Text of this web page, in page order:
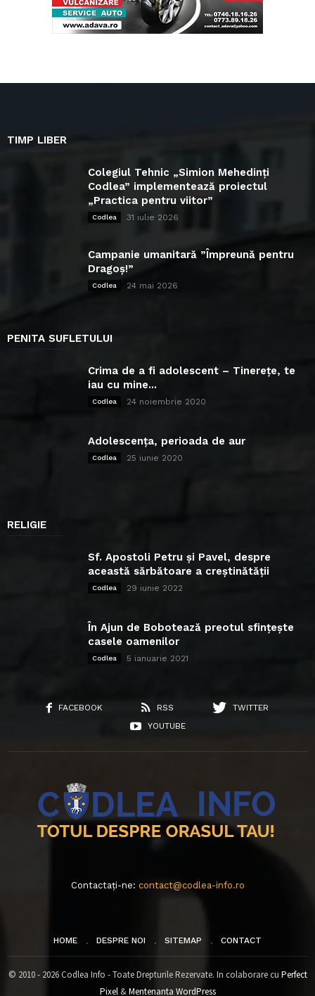
TIMP LIBER
Colegiul Tehnic „Simion Mehedinți
Codlea” implementează proiectul
„Practica pentru viitor”
Codlea 31 iulie 2026
Campanie umanitară ”Împreună pentru
Dragoș!”
Codlea 24 mai 2026
PENITA SUFLETULUI
Crima de a fi adolescent – Tinerețe, te
iau cu mine...
Codlea 24 noiembrie 2020
Adolescența, perioada de aur
Codlea 25 iunie 2020
RELIGIE
Sf. Apostoli Petru și Pavel, despre
această sărbătoare a creștinătății
Codlea 29 iunie 2022
În Ajun de Bobotează preotul sfințește
casele oamenilor
Codlea 5 ianuarie 2021
FACEBOOK RSS
TWITTER
YOUTUBE
Contactați-ne: contact@codlea-info.ro
HOME DESPRE NOI SITEMAP CONTACT
© 2010 - 2026 Codlea Info - Toate Drepturile Rezervate. In colaborare cu Perfect
Pixel&Mentenanta WordPress